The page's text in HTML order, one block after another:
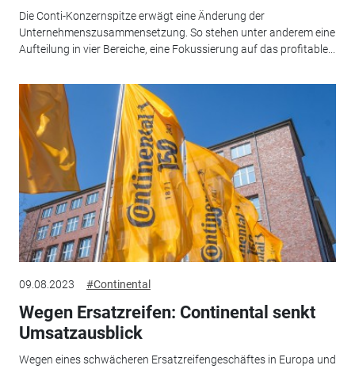
Die Conti-Konzernspitze erwägt eine Änderung der
Unternehmenszusammensetzung. So stehen unter anderem eine
Aufteilung in vier Bereiche, eine Fokussierung auf das profitable...
09.08.2023 #Continental
Wegen Ersatzreifen: Continental senkt
Umsatzausblick
Wegen eines schwächeren Ersatzreifengeschäftes in Europa und